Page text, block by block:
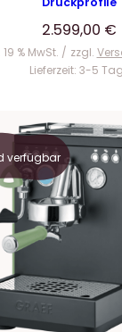
2.599,00 €
% MwSt. zzgl.
Lieferzeit: 3-5
verfügbar